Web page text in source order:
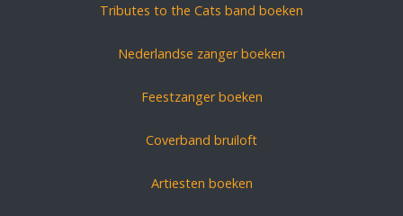
Tributes to the Cats band boeken
Nederlandse zanger boeken
Feestzanger boeken
Coverband bruiloft
Artiesten boeken